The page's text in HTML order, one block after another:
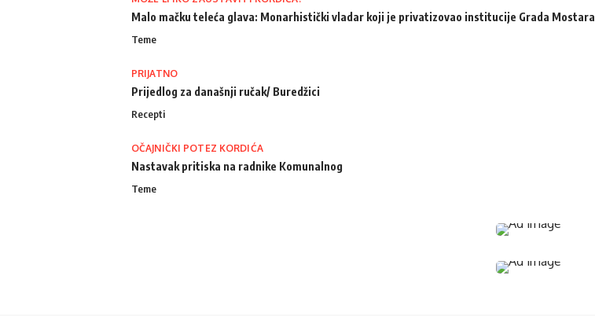
Malo mačku teleća glava: Monarhistički vladar koji je privatizovao institucije Grada Mostara
Teme
PRIJATNO
Prijedlog za današnji ručak/ Buredžici
Recepti
OČAJNIČKI POTEZ KORDIĆA
Nastavak pritiska na radnike Komunalnog
Teme